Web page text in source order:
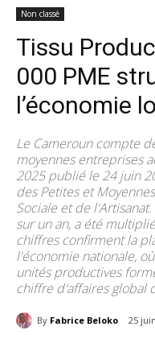
Non classé
Tissu
000 PME
l’économie
Le Cameroun compte
moyennes entreprises
2025 publié le 24 juin
des Petites et
Sociale et de
sur un an, a été
chiffres confirment la
l'économie nationale,
unités productives
chiffre d'affaires global
By Fabrice Beloko 25